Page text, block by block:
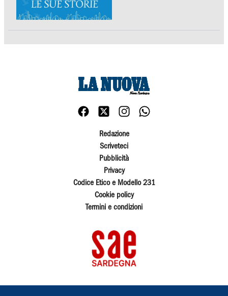
Redazione
Scriveteci
Pubblicità
Privacy
Codice Etico e Modello 231
Cookie policy
Termini e condizioni